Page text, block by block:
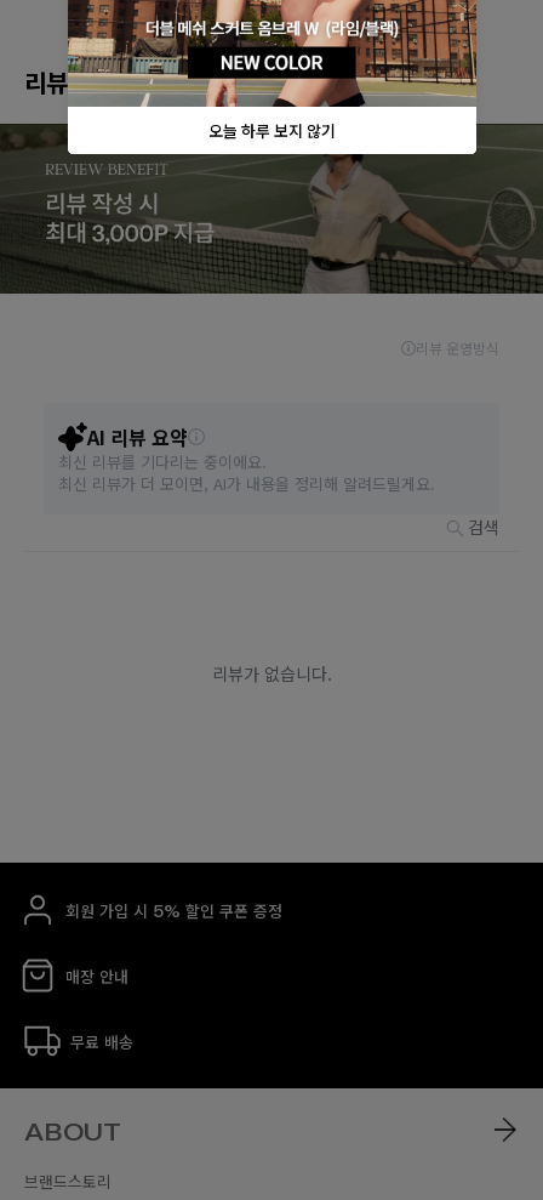
리뷰
회원 가입 시 5% 할인 쿠폰 증정
매장 안내
무료 배송
ABOUT
브랜드스토리